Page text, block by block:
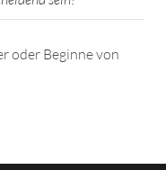
oder Beginne von